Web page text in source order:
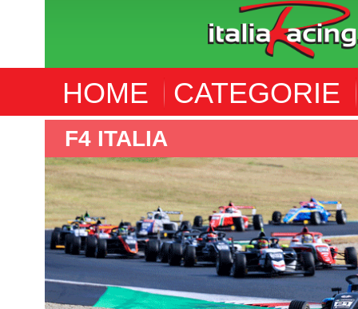
HOME CATEGORIE
F4 ITALIA